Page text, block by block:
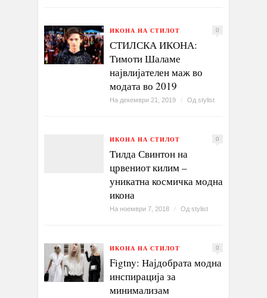
ИКОНА НА СТИЛОТ 0
СТИЛСКА ИКОНА:
Тимоти Шаламе
највлијателен маж во
модата во 2019
На декември 21, 2019 / Од stylist
ИКОНА НА СТИЛОТ 0
Тилда Свинтон на
црвениот килим –
уникатна космичка модна
икона
На ноември 7, 2018 / Од stylist
ИКОНА НА СТИЛОТ 0
Figtny: Најдобрата модна
инспирација за
минимализам